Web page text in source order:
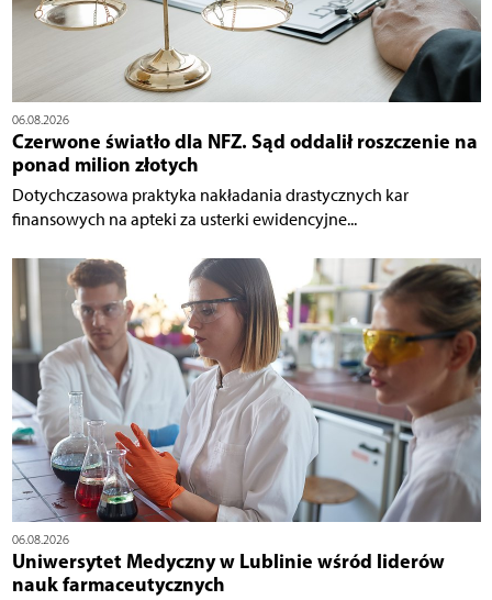
06.08.2026
Czerwone światło dla NFZ. Sąd oddalił roszczenie na
ponad milion złotych
Dotychczasowa praktyka nakładania drastycznych kar
finansowych na apteki za usterki ewidencyjne...
06.08.2026
Uniwersytet Medyczny w Lublinie wśród liderów
nauk farmaceutycznych